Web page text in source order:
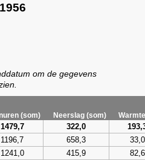
om de gegevens
(som) Neerslag (som)
1479,7 322,0
1196,7 658,3 33,0
1241,0 415,9 82,6